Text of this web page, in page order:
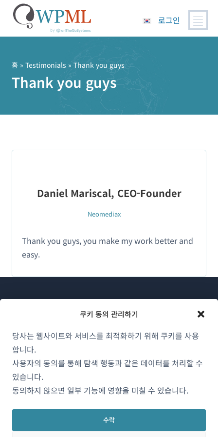
쿠키 동의 관리하기
당사는 웹사이트와 서비스를 최적화하기 위해 쿠키를 사용
합니다.
사용자의 동의를 통해 탐색 행동과 같은 데이터를 처리할 수
있습니다.
동의하지 않으면 일부 기능에 영향을 미칠 수 있습니다.
수락
뛰
로그인
홈 » Testimonials » Thank you guys
Thank you guys
Daniel Mariscal, CEO-Founder
Neomediax
Thank you guys, you make my work better and
easy.
한국어
WPML 소개
GDPR 및 개인정보 처리방침
창
열
(새
창
서
(새
창
에
서
(새
창
서